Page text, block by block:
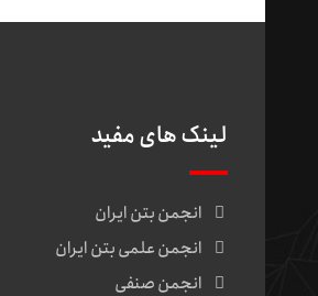
لینک های مفید
انجمن بتن ایران
انجمن علمی بتن ایران
انجمن صنفی